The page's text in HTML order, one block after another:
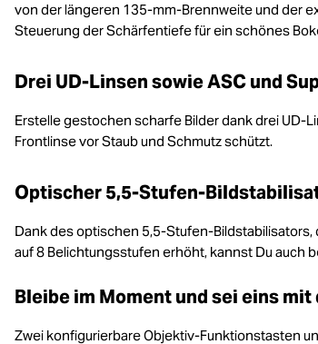
von der längeren 135-mm-Brennweite und der
Steuerung der Schärfentiefe für ein schönes
Drei UD-Linsen sowie ASC und
Erstelle gestochen scharfe Bilder dank drei UD-
Frontlinse vor Staub und Schmutz schützt.
Optischer 5,5-Stufen-
Dank des optischen 5,5-Stufen-Bildstabilisators,
auf 8 Belichtungsstufen erhöht, kannst Du auch
Bleibe im Moment und sei eins
Zwei konfigurierbare Objektiv-Funktionstasten